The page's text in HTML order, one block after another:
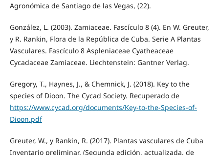
Agronómica de Santiago de las Vegas, (22).
González, L. (2003). Zamiaceae. Fascículo 8 (4). En W. Greuter,
y R. Rankin, Flora de la República de Cuba. Serie A Plantas
Vasculares. Fascículo 8 Aspleniaceae Cyatheaceae
Cycadaceae Zamiaceae. Liechtenstein: Gantner Verlag.
Gregory, T., Haynes, J., & Chemnick, J. (2018). Key to the
species of Dioon. The Cycad Society. Recuperado de
https://www.cycad.org/documents/Key-to-the-Species-of-
Dioon.pdf
Greuter, W., y Rankin, R. (2017). Plantas vasculares de Cuba
Inventario preliminar. (Segunda edición, actualizada, de